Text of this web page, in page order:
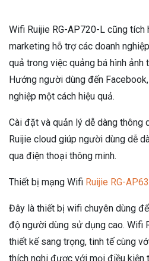
Wifi Ruijie RG-AP720-L cũng tích
marketing hỗ trợ các doanh
quả trong việc quảng bá hình ảnh
Hướng người dùng đến
nghiệp một cách hiệu quả.
Cài đặt và quản lý dễ dàng thông
Ruijie cloud giúp người dùng dễ
qua điện thoại thông minh.
Thiết bị mạng Wifi Ruijie RG-
Đây là thiết bị wifi chuyên dùng
độ người dùng sử dụng cao. Wifi
thiết kế sang trọng, tinh tế cùng
thích nghi được với mọi điều kiện